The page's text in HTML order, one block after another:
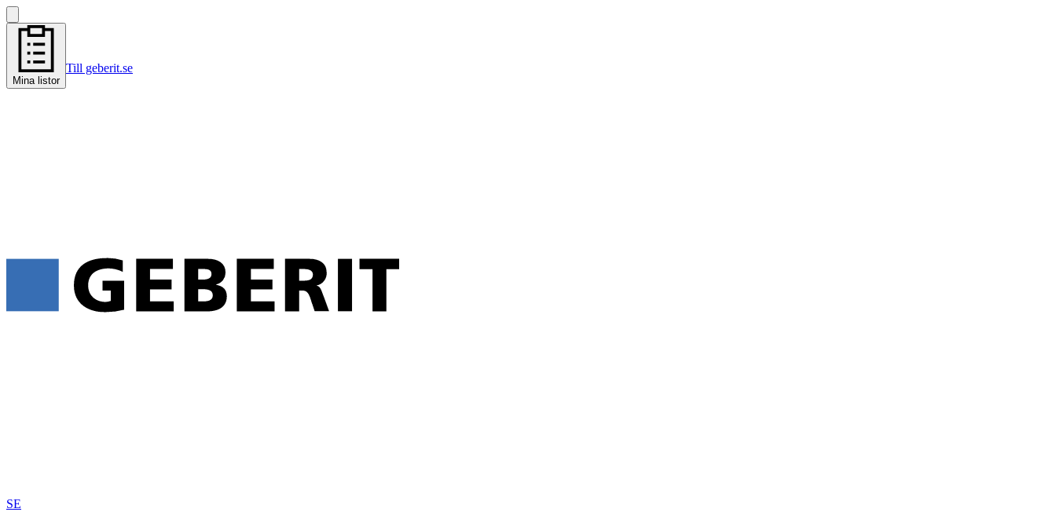
Mina listor
Till geberit.se
SE